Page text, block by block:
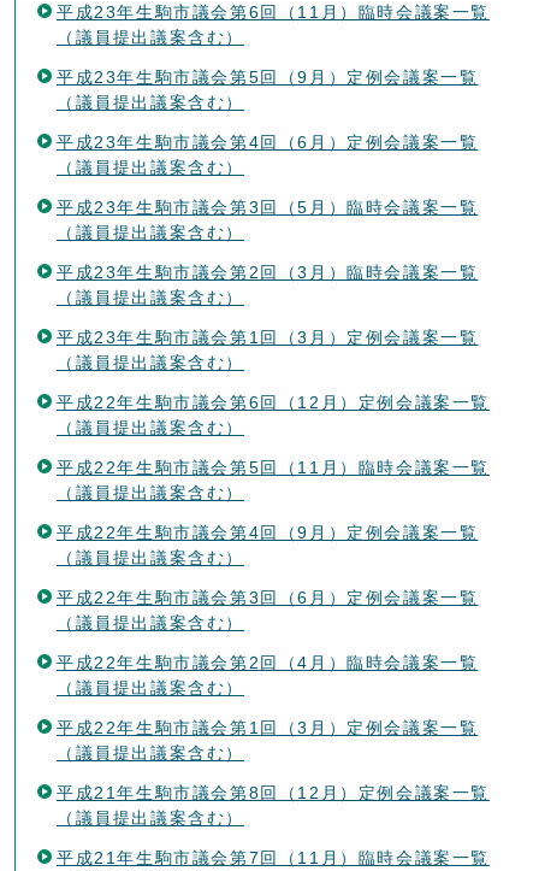
平成23年生駒市議会第6回（11月）臨時会議案一覧
（議員提出議案含む）
平成23年生駒市議会第5回（9月）定例会議案一覧
（議員提出議案含む）
平成23年生駒市議会第4回（6月）定例会議案一覧
（議員提出議案含む）
平成23年生駒市議会第3回（5月）臨時会議案一覧
（議員提出議案含む）
平成23年生駒市議会第2回（3月）臨時会議案一覧
（議員提出議案含む）
平成23年生駒市議会第1回（3月）定例会議案一覧
（議員提出議案含む）
平成22年生駒市議会第6回（12月）定例会議案一覧
（議員提出議案含む）
平成22年生駒市議会第5回（11月）臨時会議案一覧
（議員提出議案含む）
平成22年生駒市議会第4回（9月）定例会議案一覧
（議員提出議案含む）
平成22年生駒市議会第3回（6月）定例会議案一覧
（議員提出議案含む）
平成22年生駒市議会第2回（4月）臨時会議案一覧
（議員提出議案含む）
平成22年生駒市議会第1回（3月）定例会議案一覧
（議員提出議案含む）
平成21年生駒市議会第8回（12月）定例会議案一覧
（議員提出議案含む）
平成21年生駒市議会第7回（11月）臨時会議案一覧